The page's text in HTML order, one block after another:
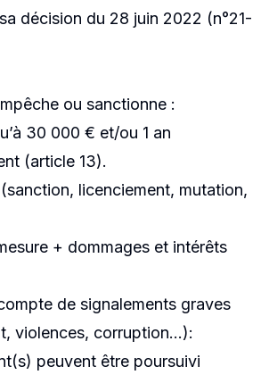
décision du 28 juin 2022 (n°21-
ou sanctionne :
30 000 € et/ou 1 an
(article 13).
(sanction, licenciement, mutation,
+ dommages et intérêts
de signalements graves
violences, corruption…):
peuvent être poursuivi